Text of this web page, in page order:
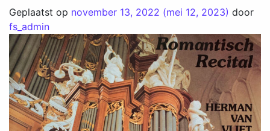
Geplaatst op november 13, 2022 (mei 12, 2023) door
fs_admin